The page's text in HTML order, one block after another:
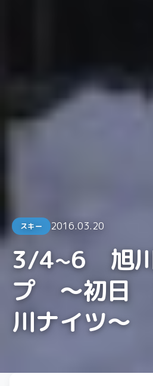
スキー 2016.03.20
3/4~6 旭川
プ ～初日
川ナイツ～